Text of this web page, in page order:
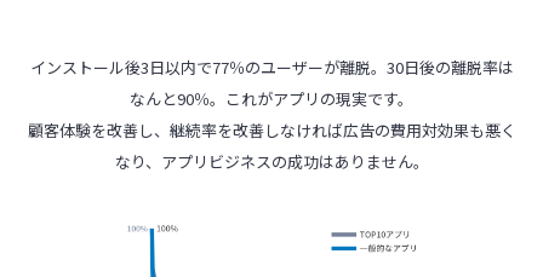
インストール後3日以内で77％のユーザーが離脱。30日後の離脱率は
なんと90％。これがアプリの現実です。
顧客体験を改善し、継続率を改善しなければ広告の費用対効果も悪く
なり、アプリビジネスの成功はありません。